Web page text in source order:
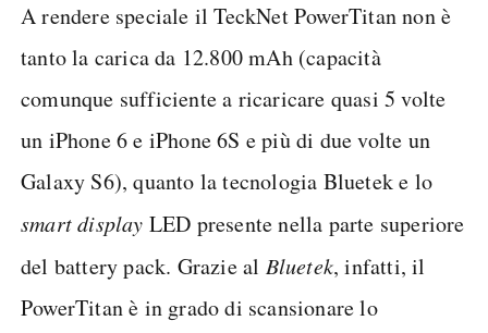
A rendere speciale il TeckNet PowerTitan non è
tanto la carica da 12.800 mAh (capacità
comunque sufficiente a ricaricare quasi 5 volte
un iPhone 6 e iPhone 6S e più di due volte un
Galaxy S6), quanto la tecnologia Bluetek e lo
smart display LED presente nella parte superiore
del battery pack. Grazie al Bluetek, infatti, il
PowerTitan è in grado di scansionare lo